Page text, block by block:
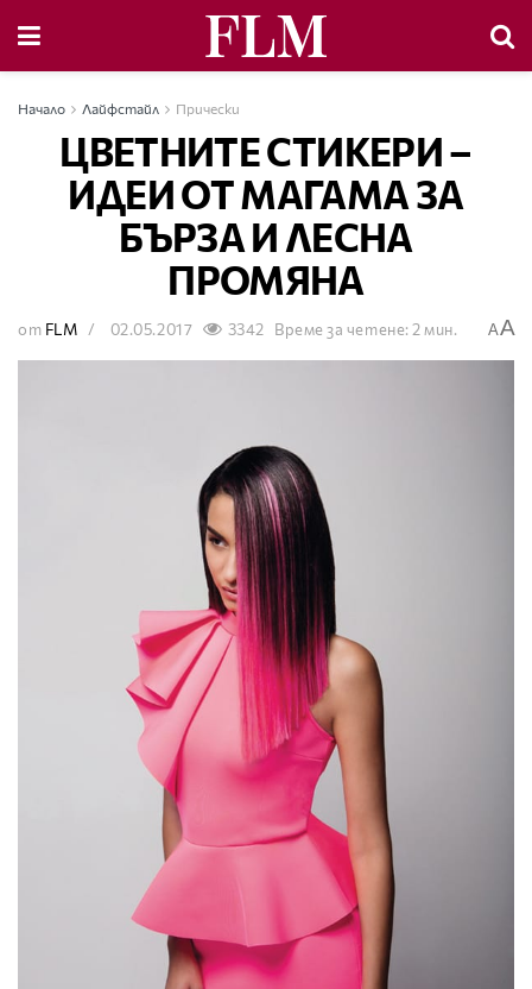
Начало Лайфстайл Прически
ЦВЕТНИТЕ СТИКЕРИ –
ИДЕИ ОТ МАГАМА ЗА
БЪРЗА И ЛЕСНА
ПРОМЯНА
от FLM 02.05.2017 3342 Време за четене: 2 мин. AA